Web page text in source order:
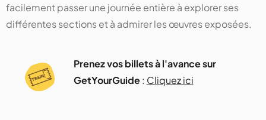
facilement passer une journée entière à explorer ses
différentes sections et à admirer les œuvres exposées​​​​.
Prenez vos billets à l'avance sur
GetYourGuide: Cliquez ici